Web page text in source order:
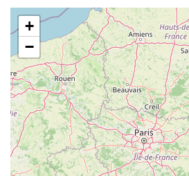
+
−